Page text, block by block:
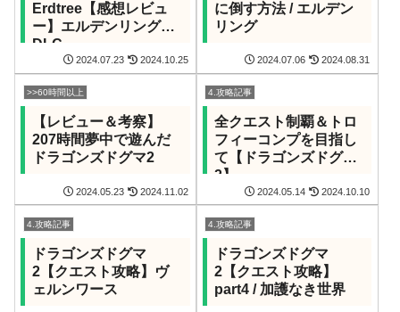
Erdtree【感想レビュ
ー】エルデンリング
DLC
2024.07.23 2024.10.25
に倒す方法 / エルデン
リング
2024.07.06 2024.08.31
>>60時間以上
【レビュー＆考察】
207時間夢中で遊んだ
ドラゴンズドグマ2
2024.05.23 2024.11.02
4.攻略記事
全クエスト制覇＆トロ
フィーコンプを目指し
て【ドラゴンズドグマ
2】
2024.05.14 2024.10.10
4.攻略記事
ドラゴンズドグマ
2【クエスト攻略】ヴ
ェルンワース
4.攻略記事
ドラゴンズドグマ
2【クエスト攻略】
part4 / 加護なき世界